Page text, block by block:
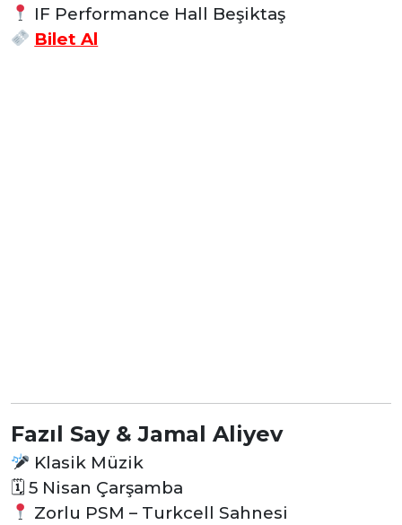
IF Performance Hall Beşiktaş
Bilet Al
Fazıl Say & Jamal Aliyev
Klasik Müzik
🗓 5 Nisan Çarşamba
Zorlu PSM – Turkcell Sahnesi